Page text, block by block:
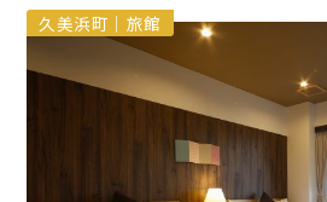
久美浜町｜旅館